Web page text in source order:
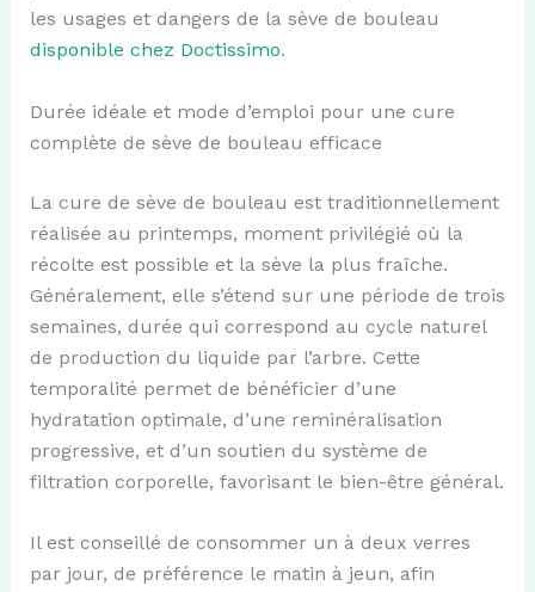
les usages et dangers de la sève de bouleau
disponible chez Doctissimo.
Durée idéale et mode d’emploi pour une cure
complète de sève de bouleau efficace
La cure de sève de bouleau est traditionnellement
réalisée au printemps, moment privilégié où la
récolte est possible et la sève la plus fraîche.
Généralement, elle s’étend sur une période de trois
semaines, durée qui correspond au cycle naturel
de production du liquide par l’arbre. Cette
temporalité permet de bénéficier d’une
hydratation optimale, d’une reminéralisation
progressive, et d’un soutien du système de
filtration corporelle, favorisant le bien-être général.
Il est conseillé de consommer un à deux verres
par jour, de préférence le matin à jeun, afin